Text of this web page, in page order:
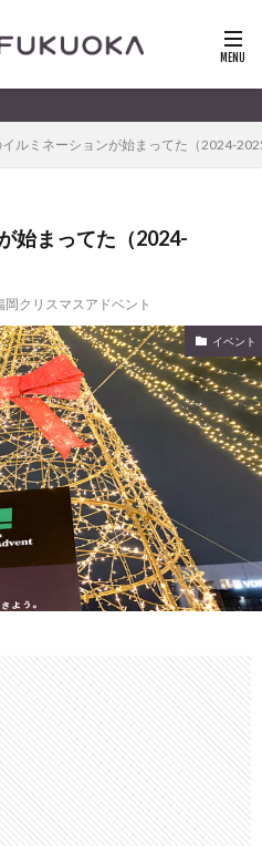
ルミネーションが始まってた（2024-
始まってた（2024-
岡クリスマスアドベント
イベント